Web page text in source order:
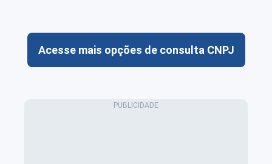
Acesse mais opções de consulta CNPJ